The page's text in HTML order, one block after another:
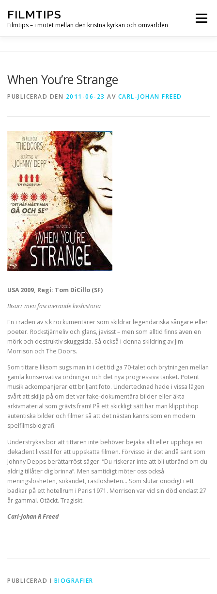
innehåll
FILMTIPS
Filmtips – i mötet mellan den kristna kyrkan och omvärlden
Meny
When You’re Strange
PUBLICERAD DEN 2011-06-23 AV CARL-JOHAN FREED
USA 2009, Regi: Tom DiCillo (SF)
Bisarr men fascinerande livshistoria
En i raden av s k rockumentärer som skildrar legendariska sångare eller
poeter. Rockstjärneliv och glans, javisst – men som alltid finns även en
mörk och destruktiv skuggsida. Så också i denna skildring av Jim
Morrison och The Doors.
Som tittare liksom sugs man in i det tidiga 70-talet och brytningen mellan
gamla konservativa ordningar och det nya progressiva tänket. Potent
musik ackompanjerar ett briljant foto. Undertecknad hade i vissa lägen
svårt att skilja på om det var fake-dokumentära bilder eller äkta
arkivmaterial som grävts fram! På ett skickligt sätt har man klippt ihop
autentiska bilder och filmer så att det nästan känns som en modern
spelfilmsbiografi.
Understrykas bör att tittaren inte behöver bejaka allt eller upphöja en
dekadent livsstil för att uppskatta filmen. Förvisso är det ändå sant som
Johnny Depps berättarröst säger: ”Du riskerar inte att bli utbränd om du
aldrig tillåter dig brinna”. Men samtidigt möter oss också
meningslösheten, sökandet, rastlösheten… Som slutar onödigt i ett
badkar på ett hotellrum i Paris 1971. Morrison var vid sin död endast 27
år gammal. Otäckt. Tragiskt.
Carl-Johan R Freed
PUBLICERAD I BIOGRAFIER